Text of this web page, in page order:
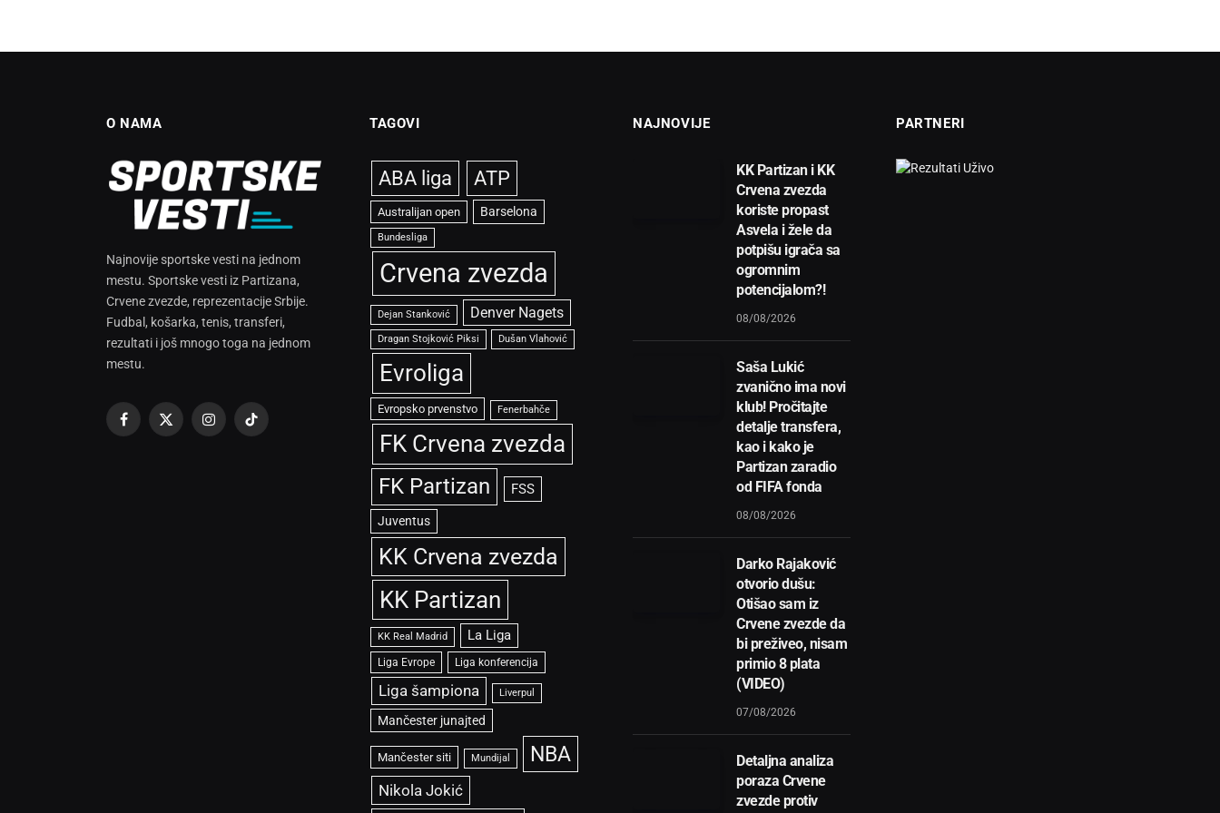
O NAMA
Najnovije sportske vesti na jednom
mestu. Sportske vesti iz Partizana,
Crvene zvezde, reprezentacije Srbije.
Fudbal, košarka, tenis, transferi,
rezultati i još mnogo toga na jednom
mestu.
Facebook
X
InstagramTikTok
TAGOVI
ABA liga ATP
Australijan open Barselona
Bundesliga
Crvena zvezda
Dejan Stanković Denver Nagets
Dragan Stojković Piksi Dušan Vlahović
Evroliga
Evropsko prvenstvo Fenerbahče
FK Crvena zvezda
FK Partizan FSS
Juventus
KK Crvena zvezda
KK Partizan
KK Real Madrid La Liga
Liga Evrope Liga konferencija
Liga šampiona Liverpul
Mančester junajted
Mančester siti Mundijal NBA
Nikola Jokić
NAJNOVIJE
KK Partizan i KK
Crvena zvezda
koriste propast
Asvela i žele da
potpišu igrača sa
ogromnim
potencijalom?!
08/08/2026
Saša Lukić
zvanično ima novi
klub! Pročitajte
detalje transfera,
kao i kako je
Partizan zaradio
od FIFA fonda
08/08/2026
Darko Rajaković
otvorio dušu:
Otišao sam iz
Crvene zvezde da
bi preživeo, nisam
primio 8 plata
(VIDEO)
07/08/2026
Detaljna analiza
poraza Crvene
zvezde protiv
PARTNERI